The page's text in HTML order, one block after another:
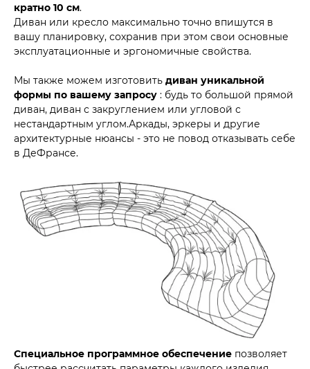
кратно 10 см.
Диван или кресло максимально точно впишутся в
вашу планировку, сохранив при этом свои основные
эксплуатационные и эргономичные свойства.
Мы также можем изготовить диван уникальной
формы по вашему запросу : будь то большой прямой
диван, диван с закруглением или угловой с
нестандартным углом.Аркады, эркеры и другие
архитектурные нюансы - это не повод отказывать себе
в ДеФрансе.
Специальное программное обеспечение позволяет